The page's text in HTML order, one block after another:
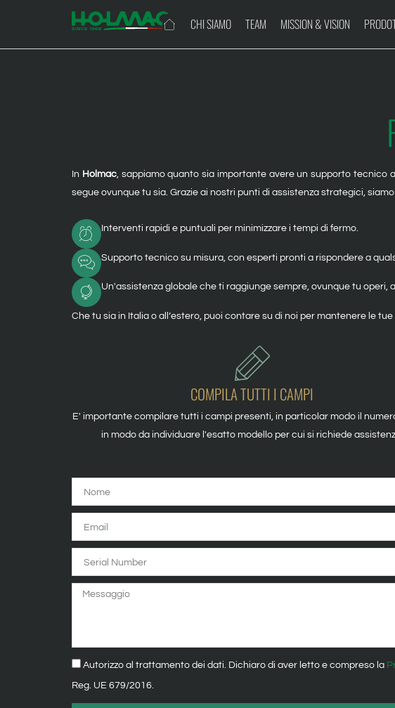
contenuto
CHI SIAMO TEAM MISSION & VISION
In Holmac, sappiamo quanto sia importante avere un supporto tecnico
segue ovunque tu sia. Grazie ai nostri punti di assistenza strategici,
Interventi rapidi e puntuali per minimizzare i tempi di fermo.
Supporto tecnico su misura, con esperti pronti a rispondere a
Un'assistenza globale che ti raggiunge sempre, ovunque tu
Che tu sia in Italia o all’estero, puoi contare su di noi per mantenere le
COMPILA TUTTI I CAMPI
E' importante compilare tutti i campi presenti, in particolar modo il
in modo da individuare l'esatto modello per cui si richiede
Number
Messaggio
Privacy
Autorizzo al trattamento dei dati. Dichiaro di aver letto e compreso la
Reg. UE 679/2016.